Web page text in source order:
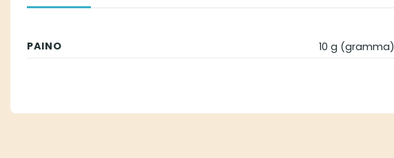
PAINO 10 g (gramma)